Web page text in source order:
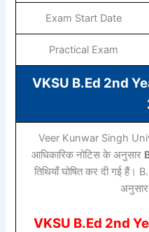
Exam Start Date
Practical Exam
VKSU B.Ed 2nd
Veer Kunwar Singh
आधिकारिक नोटिस के अनुसार
तिथियाँ घोषित कर दी गई
अनुसार
VKSU B.Ed 2nd